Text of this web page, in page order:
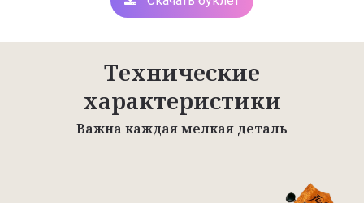
Технические
характеристики
Важна каждая мелкая деталь